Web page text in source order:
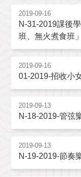
2019-09-16
N-31-2019課後
班、無火煮食班」
2019-09-16
01-2019-招收小
2019-09-13
N-18-2019-管弦
2019-09-13
N-19-2019-節奏